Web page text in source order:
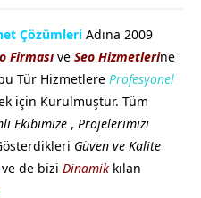
Çözümleri Adına 2009
Firması ve Seo Hizmetlerine
Tür Hizmetlere Profesyonel
için Kurulmuştur. Tüm
Ekibimize , Projelerimizi
Güven ve Kalite
ve de bizi Dinamik kılan